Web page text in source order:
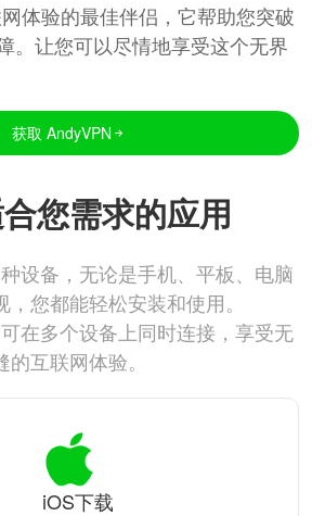
体验的最佳伴侣，它帮助您突破
。让您可以尽情地享受这个无界
获取 AndyVPN
您需求的应用
设备，无论是手机、平板、电脑
您都能轻松安装和使用。
在多个设备上同时连接，享受无
的互联网体验。
iOS下载